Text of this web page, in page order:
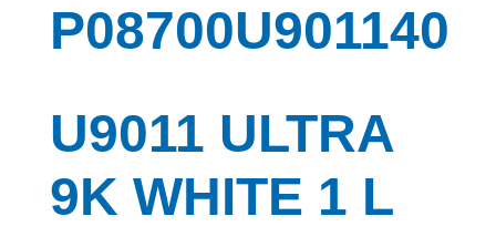
P08700U901140
U9011 ULTRA
9K WHITE 1 L